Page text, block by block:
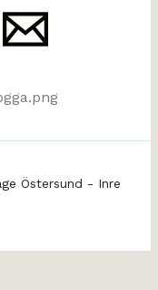
Östersund - Inre